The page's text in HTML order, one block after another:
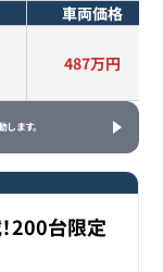
車両価格
487万円
ます。
200台限定